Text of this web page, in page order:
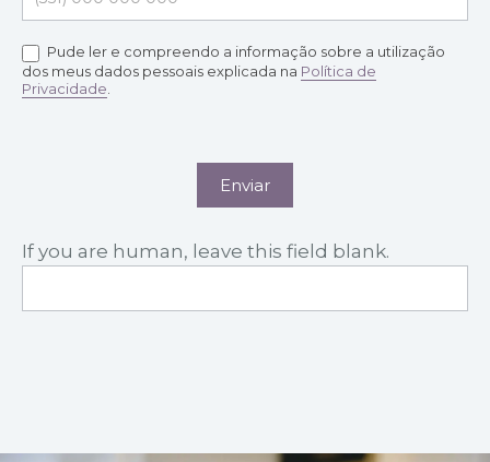
Pude ler e compreendo a informação sobre a utilização
dos meus dados pessoais explicada na Política de
Privacidade
Enviar
If you are human, leave this field blank.